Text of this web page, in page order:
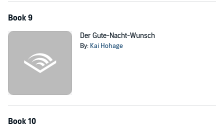
Book 9
Der Gute-Nacht-Wunsch
By: Kai Hohage
Book 10